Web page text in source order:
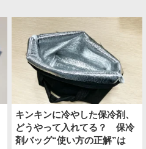
キンキンに冷やした保冷剤、
どうやって入れてる？ 保冷
剤バッグ“使い方の正解”は